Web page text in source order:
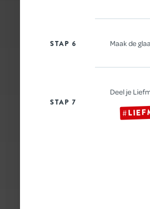
STAP 6 Maak de
STAP 7
Deel je